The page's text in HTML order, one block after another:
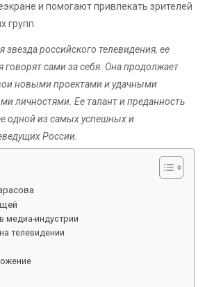
и помогают привлекать зрителей
групп.
звезда российского телевидения, ее
говорят сами за себя. Она продолжает
новыми проектами и удачными
личностями. Ее талант и преданность
одной из самых успешных и
России.
медиа-индустрии
телевидении